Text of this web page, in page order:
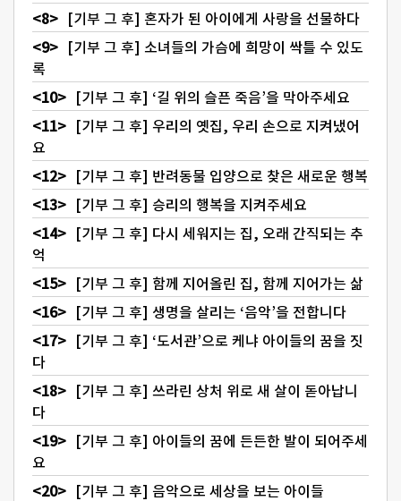
[기부 그 후] 혼자가 된 아이에게 사랑을 선물하다
[기부 그 후] 소녀들의 가슴에 희망이 싹틀 수 있도
록
[기부 그 후] ‘길 위의 슬픈 죽음’을 막아주세요
[기부 그 후] 우리의 옛집, 우리 손으로 지켜냈어
요
[기부 그 후] 반려동물 입양으로 찾은 새로운 행복
[기부 그 후] 승리의 행복을 지켜주세요
[기부 그 후] 다시 세워지는 집, 오래 간직되는 추
억
[기부 그 후] 함께 지어올린 집, 함께 지어가는 삶
[기부 그 후] 생명을 살리는 ‘음악’을 전합니다
[기부 그 후] ‘도서관’으로 케냐 아이들의 꿈을 짓
다
[기부 그 후] 쓰라린 상처 위로 새 살이 돋아납니
다
[기부 그 후] 아이들의 꿈에 든든한 발이 되어주세
요
[기부 그 후] 음악으로 세상을 보는 아이들